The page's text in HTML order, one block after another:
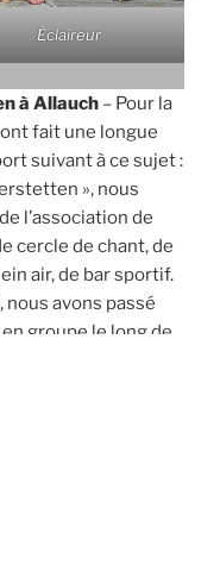
Éclaireur
à Allauch – Pour la
fait une longue
suivant à ce sujet :
», nous
l’association de
cercle de chant, de
air, de bar sportif.
nous avons passé
groupe le long de